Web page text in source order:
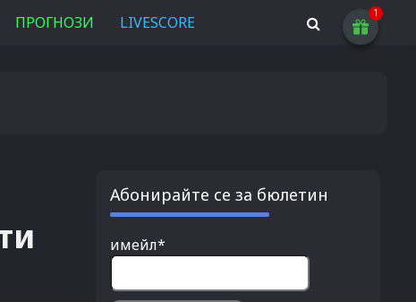
ПРОГНОЗИ LIVESCORE
Абонирайте се за бюлетин
имейл*